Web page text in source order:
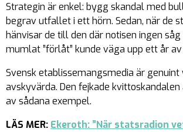
Strategin är enkel: bygg skandal med
begrav utfallet i ett hörn. Sedan, när de
hänvisar de till den där notisen ingen
mumlat ”förlåt” kunde väga upp ett år
Svensk etablissemangsmedia är genuint
avskyvärda. Den fejkade kvittoskandalen
av sådana exempel.
LÄS MER: Ekeroth: ”När statsradion